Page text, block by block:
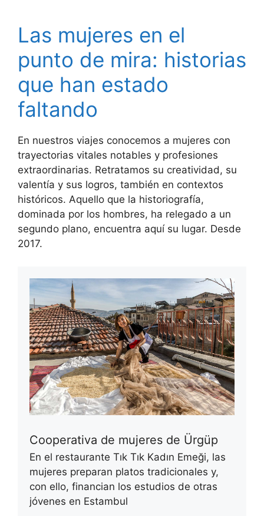
Las mujeres en el
punto de mira: historias
que han estado
faltando
En nuestros viajes conocemos a mujeres con
trayectorias vitales notables y profesiones
extraordinarias. Retratamos su creatividad, su
valentía y sus logros, también en contextos
históricos. Aquello que la historiografía,
dominada por los hombres, ha relegado a un
segundo plano, encuentra aquí su lugar. Desde
2017.
Cooperativa de mujeres de Ürgüp
En el restaurante Tık Tık Kadın Emeği, las
mujeres preparan platos tradicionales y,
con ello, financian los estudios de otras
jóvenes en Estambul